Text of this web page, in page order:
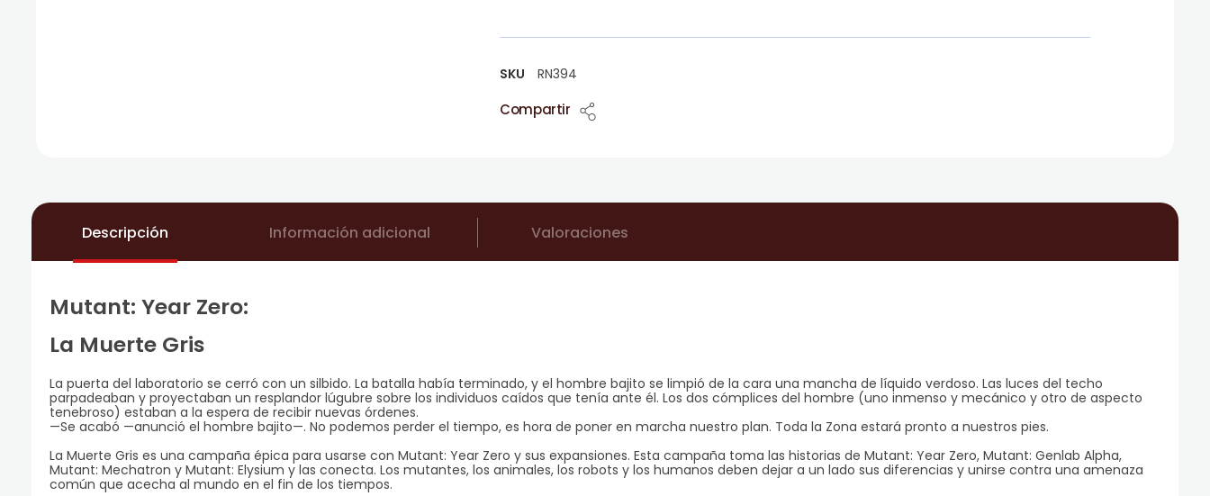
Compartir
SKU RN394
Descripción Información adicional Valoraciones
Mutant: Year Zero:
La Muerte Gris
La puerta del laboratorio se cerró con un silbido. La batalla había terminado, y el hombre bajito se limpió de la cara una mancha de líquido verdoso. Las luces del techo
parpadeaban y proyectaban un resplandor lúgubre sobre los individuos caídos que tenía ante él. Los dos cómplices del hombre (uno inmenso y mecánico y otro de aspecto
tenebroso) estaban a la espera de recibir nuevas órdenes.
—Se acabó —anunció el hombre bajito—. No podemos perder el tiempo, es hora de poner en marcha nuestro plan. Toda la Zona estará pronto a nuestros pies.
La Muerte Gris es una campaña épica para usarse con Mutant: Year Zero y sus expansiones. Esta campaña toma las historias de Mutant: Year Zero, Mutant: Genlab Alpha,
Mutant: Mechatron y Mutant: Elysium y las conecta. Los mutantes, los animales, los robots y los humanos deben dejar a un lado sus diferencias y unirse contra una amenaza
común que acecha al mundo en el fin de los tiempos.